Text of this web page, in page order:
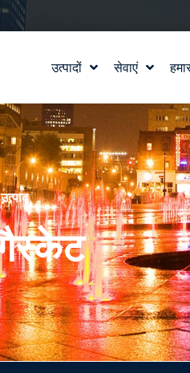
उत्पादों सेवाएं
जल सुविधा
वाटरलैब™
उत्पाद और
उत्पाद